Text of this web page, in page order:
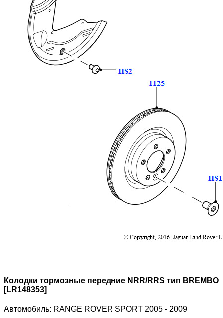
Колодки тормозные передние NRR/RRS тип BREMBO
[LR148353]
Автомобиль: RANGE ROVER SPORT 2005 - 2009